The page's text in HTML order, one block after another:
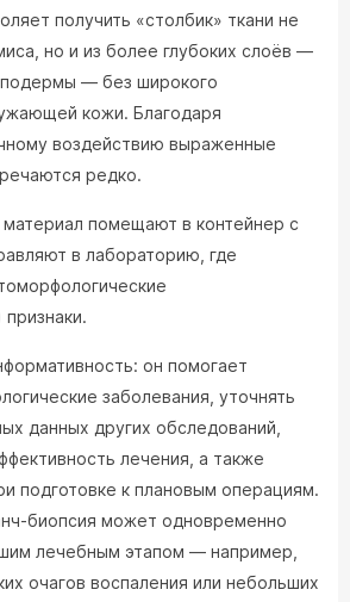
получить «столбик» ткани не
но и из более глубоких слоёв —
— без широкого
кожи. Благодаря
воздействию выраженные
редко.
помещают в контейнер с
в лабораторию, где
признаки.
он помогает
заболевания, уточнять
данных других обследований,
лечения, а также
подготовке к плановым операциям.
биопсия может одновременно
лечебным этапом — например,
очагов воспаления или небольших